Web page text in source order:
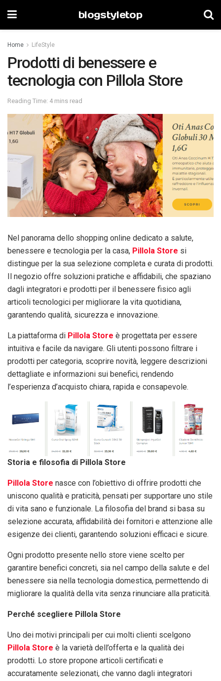
blogstyletop
Home LifeStyle
Prodotti di benessere e
tecnologia con Pillola Store
Reading Time: 4 mins read
Nel panorama dello shopping online dedicato a salute,
benessere e tecnologia per la casa, Pillola Store si
distingue per la sua selezione completa e curata di prodotti.
Il negozio offre soluzioni pratiche e affidabili, che spaziano
dagli integratori e prodotti per il benessere fisico agli
articoli tecnologici per migliorare la vita quotidiana,
garantendo qualità, sicurezza e innovazione.
La piattaforma di Pillola Store è progettata per essere
intuitiva e facile da navigare. Gli utenti possono filtrare i
prodotti per categoria, scoprire novità, leggere descrizioni
dettagliate e informazioni sui benefici, rendendo
l’esperienza d’acquisto chiara, rapida e consapevole.
Storia e filosofia di Pillola Store
Pillola Store nasce con l’obiettivo di offrire prodotti che
uniscono qualità e praticità, pensati per supportare uno stile
di vita sano e funzionale. La filosofia del brand si basa su
selezione accurata, affidabilità dei fornitori e attenzione alle
esigenze dei clienti, garantendo soluzioni efficaci e sicure.
Ogni prodotto presente nello store viene scelto per
garantire benefici concreti, sia nel campo della salute e del
benessere sia nella tecnologia domestica, permettendo di
migliorare la qualità della vita senza rinunciare alla praticità.
Perché scegliere Pillola Store
Uno dei motivi principali per cui molti clienti scelgono
Pillola Store è la varietà dell’offerta e la qualità dei
prodotti. Lo store propone articoli certificati e
accuratamente selezionati, che vanno dagli integratori